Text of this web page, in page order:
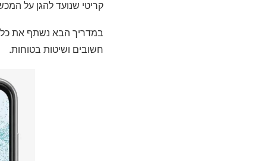
קריטי שנועד להגן על
חשובים ושיטות בטוחות.